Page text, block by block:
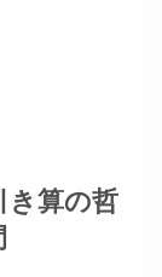
き算の哲